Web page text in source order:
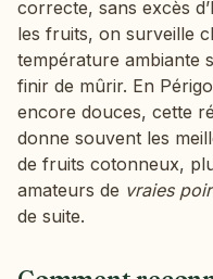
correcte, sans excès
les fruits, on surveille
température ambiante
finir de mûrir. En
encore douces, cette
donne souvent les
de fruits cotonneux,
amateurs de vraies
de suite.